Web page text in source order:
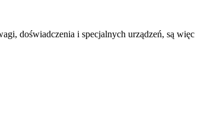
doświadczenia i specjalnych urządzeń, są więc